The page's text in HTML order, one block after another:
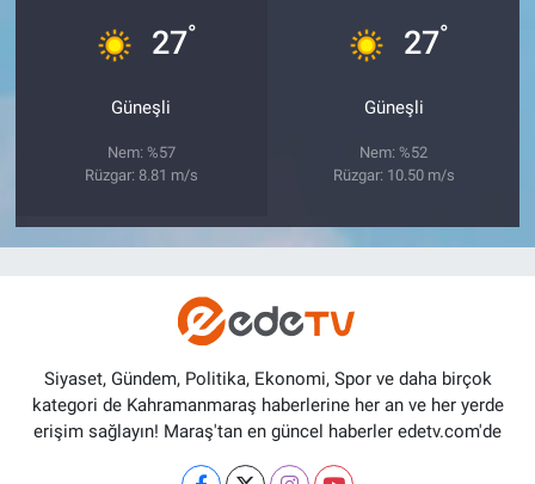
27°
Güneşli
Nem: %57
Rüzgar: 8.81 m/s
27°
Güneşli
Nem: %52
Rüzgar: 10.50 m/s
Siyaset, Gündem, Politika, Ekonomi, Spor ve daha birçok
kategori de Kahramanmaraş haberlerine her an ve her yerde
erişim sağlayın! Maraş'tan en güncel haberler edetv.com'de